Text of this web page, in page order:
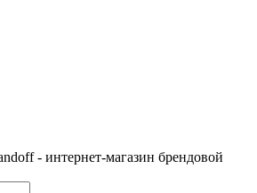
- интернет-магазин брендовой